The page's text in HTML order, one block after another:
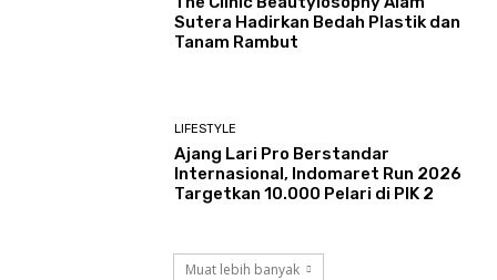
Sutera Hadirkan Bedah Plastik dan
Tanam Rambut
LIFESTYLE
Ajang Lari Pro Berstandar
Internasional, Indomaret Run 2026
Targetkan 10.000 Pelari di PIK 2
Muat lebih banyak